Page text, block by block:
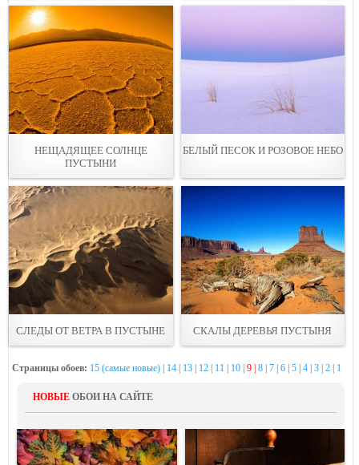
НЕЩАДЯЩЕЕ СОЛНЦЕ
ПУСТЫНИ
БЕЛЫЙ ПЕСОК И РОЗОВОЕ НЕБО
СЛЕДЫ ОТ ВЕТРА В ПУСТЫНЕ СКАЛЫ ДЕРЕВЬЯ ПУСТЫНЯ
Страницы обоев: 15 (самые новые) 14 13 12 11 10 9 | 8 7 6 5 4 3 2 1
НОВЫЕ ОБОИ НА САЙТЕ